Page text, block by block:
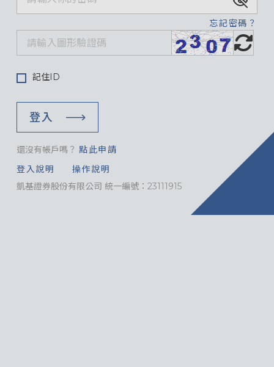
忘記密碼？
記住ID
登入
還沒有帳戶嗎？ 點此申請
登入說明
操作說明
凱基證券股份有限公司 統一編號：23111915